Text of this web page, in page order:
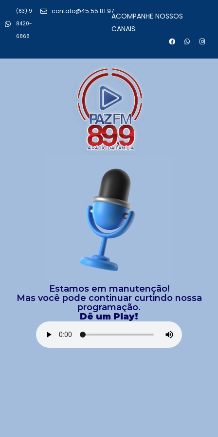
(63) 9
8420-
6868
contato@45.55.81.97
ACOMPANHE NOSSOS
CANAIS:
Estamos em manutenção!
Mas você pode continuar curtindo nossa
programação.
Dê um Play!